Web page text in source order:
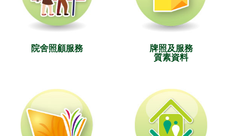
院舍照顧服務
牌照及服務
質素資料